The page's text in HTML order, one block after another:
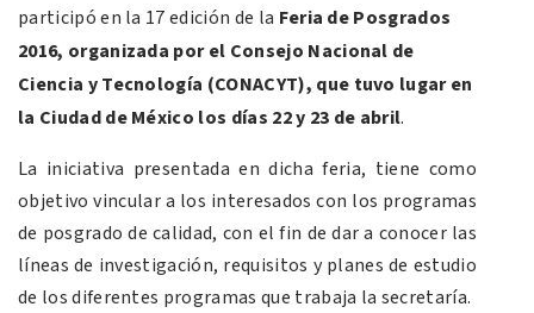
participó en la 17 edición de la Feria de Posgrados
2016, organizada por el Consejo Nacional de
Ciencia y Tecnología (CONACYT), que tuvo lugar en
la Ciudad de México los días 22 y 23 de abril.
La iniciativa presentada en dicha feria, tiene como
objetivo vincular a los interesados con los programas
de posgrado de calidad, con el fin de dar a conocer las
líneas de investigación, requisitos y planes de estudio
de los diferentes programas que trabaja la secretaría.